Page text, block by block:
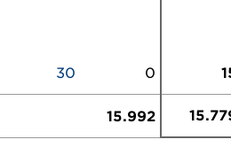
30 0
15.992